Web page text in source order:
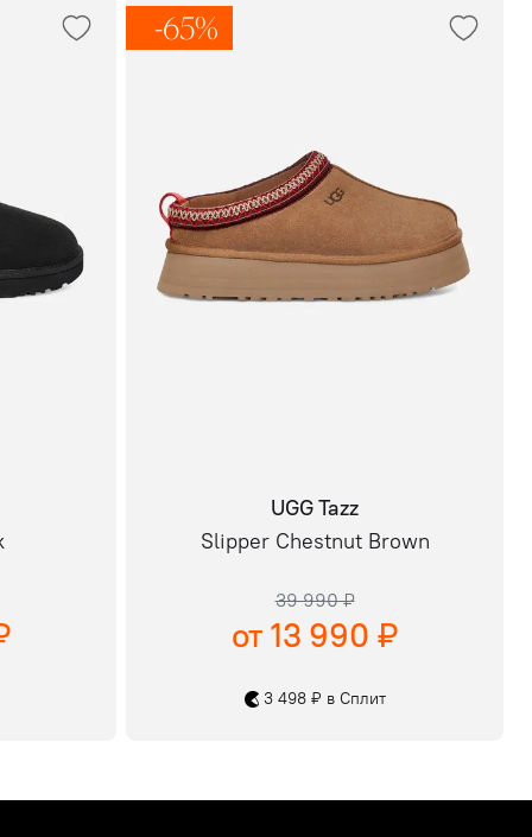
-65%
UGG Tazz
Slipper Chestnut Brown
39 990 ₽
от 13 990 ₽
3 498 ₽ в Сплит